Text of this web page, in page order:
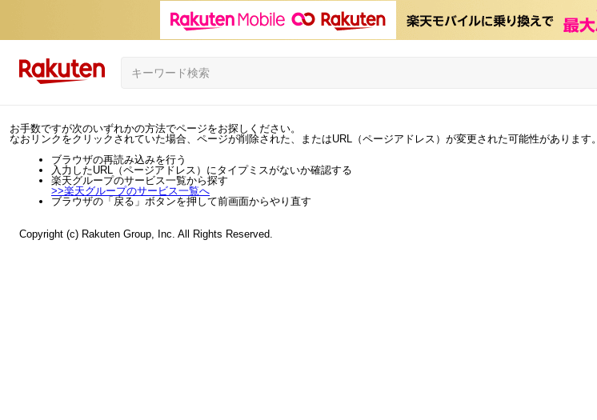
お手数ですが次のいずれかの方法でページをお探しください。
なおリンクをクリックされていた場合、ページが削除された、またはURL（ページアドレス）が変更された可能性があります。
ブラウザの再読み込みを行う
入力したURL（ページアドレス）にタイプミスがないか確認する
楽天グループのサービス一覧から探す
>>楽天グループのサービス一覧へ
ブラウザの「戻る」ボタンを押して前画面からやり直す
Copyright (c) Rakuten Group, Inc. All Rights Reserved.